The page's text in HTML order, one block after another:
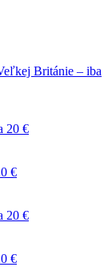
Británie – iba
20 €
€
20 €
€